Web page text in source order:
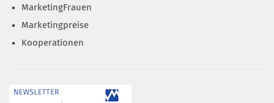
MarketingFrauen
Marketingpreise
Kooperationen